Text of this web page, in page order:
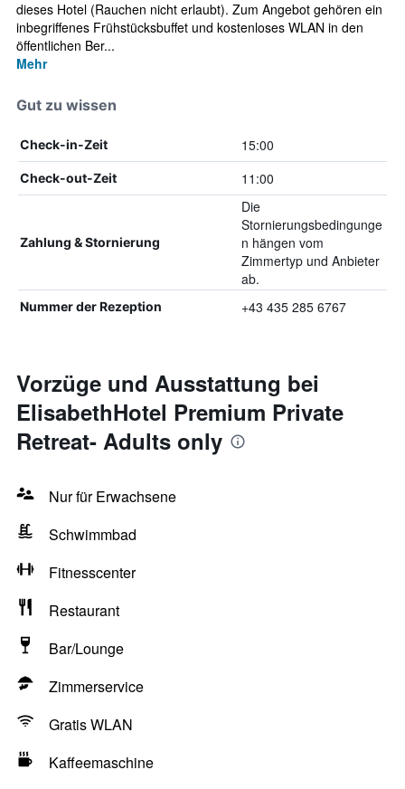
dieses Hotel (Rauchen nicht erlaubt). Zum Angebot gehören ein
inbegriffenes Frühstücksbuffet und kostenloses WLAN in den
öffentlichen Ber...
Mehr
Gut zu wissen
Check-in-Zeit 15:00
Check-out-Zeit 11:00
Zahlung & Stornierung
Die
Stornierungsbedingunge
n hängen vom
Zimmertyp und Anbieter
ab.
Nummer der Rezeption +43 435 285 6767
Vorzüge und Ausstattung bei
ElisabethHotel Premium Private
Retreat- Adults only
Nur für Erwachsene
Schwimmbad
Fitnesscenter
Restaurant
Bar/Lounge
Zimmerservice
Gratis WLAN
Kaffeemaschine